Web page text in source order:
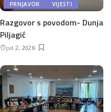
PRNJAVOR VIJESTI
Razgovor s povodom- Dunja
Piljagić
jul 2, 2026